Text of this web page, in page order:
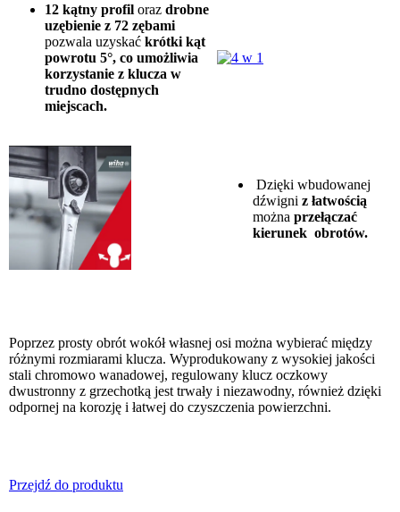
12 kątny profil oraz drobne
uzębienie z 72 zębami
pozwala uzyskać krótki kąt
powrotu 5°, co umożliwia
korzystanie z klucza w
trudno dostępnych
miejscach.
Dzięki wbudowanej
dźwigni z łatwością
można przełączać
kierunek obrotów.
Poprzez prosty obrót wokół własnej osi można wybierać między
różnymi rozmiarami klucza. Wyprodukowany z wysokiej jakości
stali chromowo wanadowej, regulowany klucz oczkowy
dwustronny z grzechotką jest trwały i niezawodny, również dzięki
odpornej na korozję i łatwej do czyszczenia powierzchni.
Przejdź do produktu